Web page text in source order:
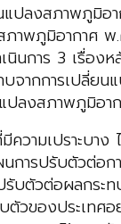
แปลงสภาพภูมิอ
าพภูมิอากาศ พ
นินการ 3 เรื่อง
จากการเปลี่ยน
ปลงสภาพภูมิอา
มีความเปราะบ
การปรับตัวต่อ
รับตัวต่อผลกระ
ตัวของประเทศ